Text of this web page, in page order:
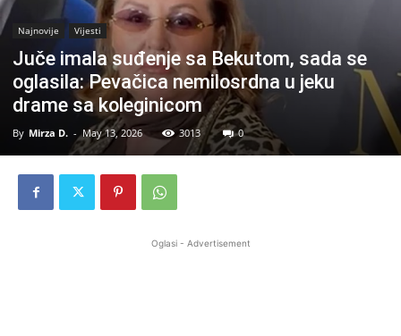
Najnovije Vijesti
Juče imala suđenje sa Bekutom, sada se
oglasila: Pevačica nemilosrdna u jeku
drame sa koleginicom
By Mirza D. - May 13, 2026 3013 0
Oglasi - Advertisement